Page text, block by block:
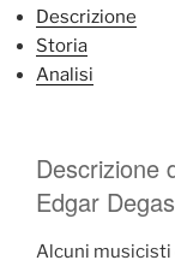
Descrizione
Storia
Analisi
Descrizione
Edgar Degas
Alcuni musicisti